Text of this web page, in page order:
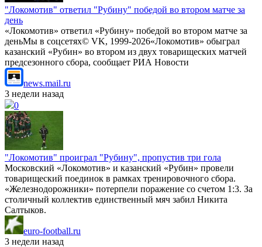
"Локомотив" ответил "Рубину" победой во втором матче за
день
«Локомотив» ответил «Рубину» победой во втором матче за
деньМы в соцсетях© VK, 1999-2026«Локомотив» обыграл
казанский «Рубин» во втором из двух товарищеских матчей
предсезонного сбора, сообщает РИА Новости
news.mail.ru
3 недели назад
0
"Локомотив" проиграл "Рубину", пропустив три гола
Московский «Локомотив» и казанский «Рубин» провели
товарищеский поединок в рамках тренировочного сбора.
«Железнодорожники» потерпели поражение со счетом 1:3. За
столичный коллектив единственный мяч забил Никита
Салтыков.
euro-football.ru
3 недели назад